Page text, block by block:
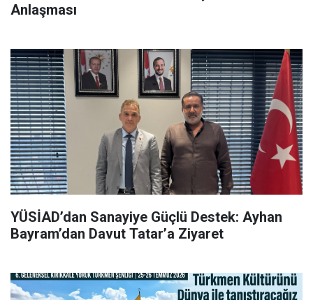
Anlaşması
YÜSİAD’dan Sanayiye Güçlü Destek: Ayhan
Bayram’dan Davut Tatar’a Ziyaret